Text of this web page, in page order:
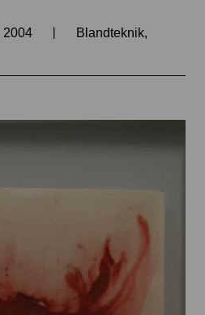
2004 |
Blandteknik,